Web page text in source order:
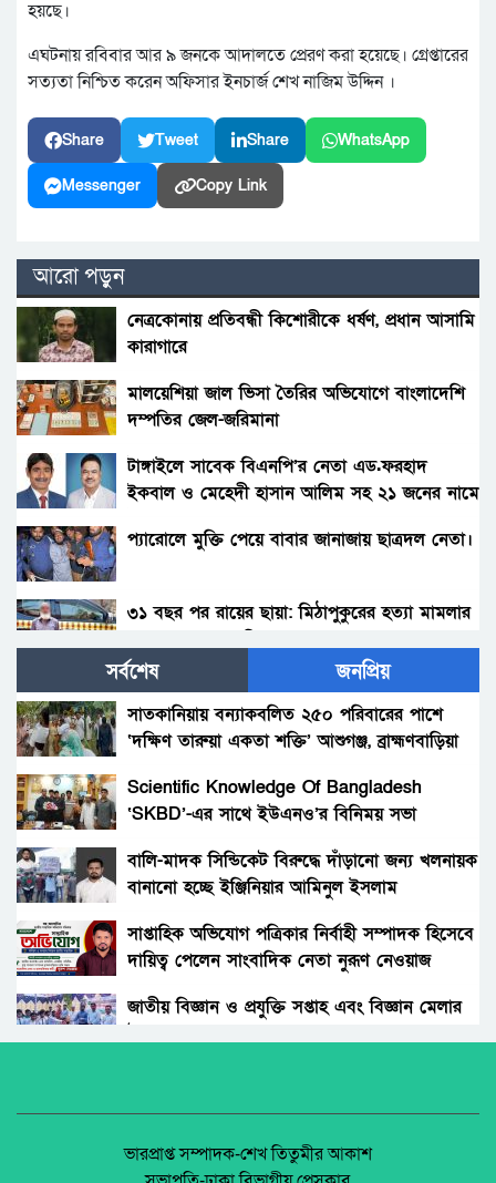
হয়ছে।
এঘটনায় রবিবার আর ৯ জনকে আদালতে প্রেরণ করা হয়েছে। গ্রেপ্তারের
সত্যতা নিশ্চিত করেন অফিসার ইনচার্জ শেখ নাজিম উদ্দিন ।
Share Tweet Share WhatsApp
Messenger Copy Link
আরো পড়ুন
নেত্রকোনায় প্রতিবন্ধী কিশোরীকে ধর্ষণ, প্রধান আসামি
কারাগারে
মালয়েশিয়া জাল ভিসা তৈরির অভিযোগে বাংলাদেশি
দম্পতির জেল-জরিমানা
টাঙ্গাইলে সাবেক বিএনপি’র নেতা এড.ফরহাদ
ইকবাল ও মেহেদী হাসান আলিম সহ ২১ জনের নামে
প্যারোলে মুক্তি পেয়ে বাবার জানাজায় ছাত্রদল নেতা।
৩১ বছর পর রায়ের ছায়া: মিঠাপুকুরের হত্যা মামলার
টিউলিপসহ ২ জনের বিরুদ্ধে গ্রেফতারি পরোয়ানা
উদ্ধার, গ্রেফতার ৫০৪
আটক ১৪৯
মালয়েশিয়ায় ২৪ মিলিয়ন রিঙ্গিতের অবৈধ ওষুধ জব্দ,
দুই বাংলাদেশিসহ গ্রেফতার ৫
গাইবান্ধায় আসামি ধরতে যাওয়া পুলিশের ওপর
হামলা, গ্রেফতার ৬
গোপন ক্যামেরা, ইন্টার্ন চিকিৎসক আটক
সর্বশেষ জনপ্রিয়
সাতকানিয়ায় বন্যাকবলিত ২৫০ পরিবারের পাশে
‘দক্ষিণ তারুয়া একতা শক্তি’ আশুগঞ্জ, ব্রাহ্মণবাড়িয়া
Scientific Knowledge Of Bangladesh
‘SKBD’-এর সাথে ইউএনও’র বিনিময় সভা
বালি-মাদক সিন্ডিকেট বিরুদ্ধে দাঁড়ানো জন্য খলনায়ক
বানানো হচ্ছে ইঞ্জিনিয়ার আমিনুল ইসলাম
সাপ্তাহিক অভিযোগ পত্রিকার নির্বাহী সম্পাদক হিসেবে
দায়িত্ব পেলেন সাংবাদিক নেতা নুরূণ নেওয়াজ
জাতীয় বিজ্ঞান ও প্রযুক্তি সপ্তাহ এবং বিজ্ঞান মেলার
জেলা আইন-শৃৃঙ্খলা কমিটির মাসিক সভা অনুষ্ঠিত।
ভারপ্রাপ্ত সম্পাদক-শেখ তিতুমীর আকাশ